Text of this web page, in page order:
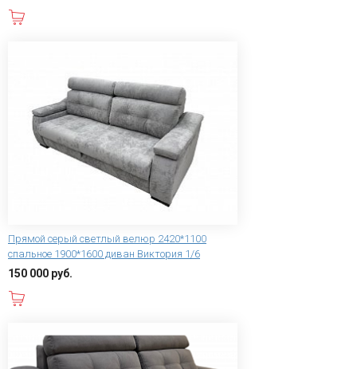
Прямой серый светлый велюр 2420*1100
спальное 1900*1600 диван Виктория 1/6
150 000 руб.